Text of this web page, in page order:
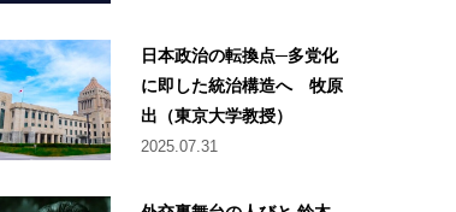
日本政治の転換点─多党化
に即した統治構造へ 牧原
出（東京大学教授）
2025.07.31